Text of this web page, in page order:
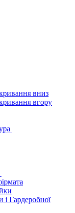
вниз
вгору
Гардеробної